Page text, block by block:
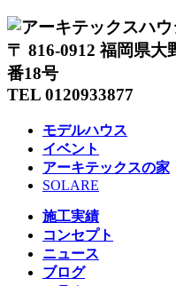
〒 816-0912 福岡県大
番18号
TEL 0120933877
モデルハウス
イベント
アーキテックスの家
SOLARE
施工実績
コンセプト
ニュース
ブログ